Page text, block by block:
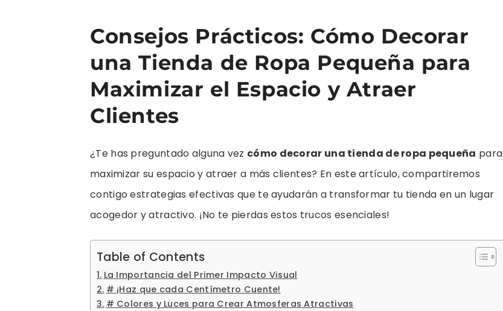
Consejos Prácticos: Cómo Decorar
una Tienda de Ropa Pequeña para
Maximizar el Espacio y Atraer
Clientes
¿Te has preguntado alguna vez cómo decorar una tienda de ropa pequeña para
maximizar su espacio y atraer a más clientes? En este artículo, compartiremos
contigo estrategias efectivas que te ayudarán a transformar tu tienda en un lugar
acogedor y atractivo. ¡No te pierdas estos trucos esenciales!
Table of Contents
La Importancia del Primer Impacto Visual
# ¡Haz que cada Centímetro Cuente!
# Colores y Luces para Crear Atmosferas Atractivas